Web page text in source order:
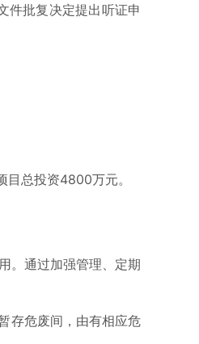
批复决定提出听证申
总投资4800万元。
。通过加强管理、定期
存危废间，由有相应危